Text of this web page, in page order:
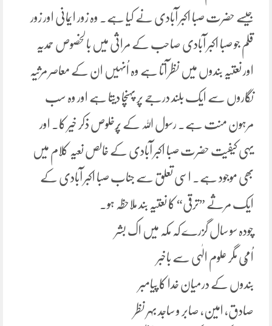
جیسے حضرت صبا اکبر آبادی نے کیا ہے۔ وہ زور ایمانی اور زور
قلم جو صبا اکبر آبادی صاحب کے مراثی میں بالخصوص حمدیہ
اور نعتیہ بندوں میں نظر آتا ہے وہ اُنہیں ان کے معاصر مرثیہ
نگاروں سے ایک بلند درجے پر پہنچا دیتا ہے اور وہ سب
مرہون منت ہے۔ رسول اللہ کے پُرخلوص ذکر خیر کا۔ اور
یہی کیفیت حضرت صبا اکبر آبادی کے خالص نعیہ کلام میں
بھی موجود ہے۔ اسی تعلق سے جناب صبا اکبر آبادی کے
ایک مرثے ”ترقی“ کا نعتیہ بند ملاحظہ ہو۔
چودہ سو سال گزرے کہ مکہ میں اک بشر
اُمّی مگر علوم الٰہی سے باخبر
بندوں کے درمیان خدا کا پیامبر
صادق، امین، صابر و ساجد بہر نظر